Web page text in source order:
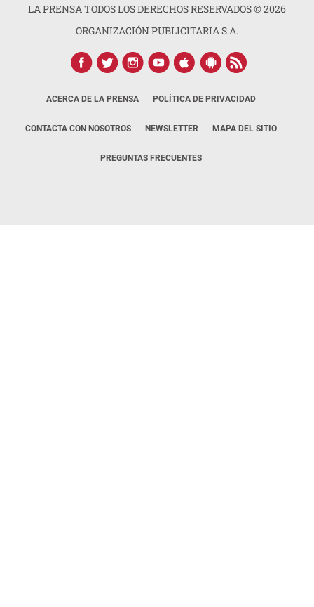
LA PRENSA TODOS LOS DERECHOS RESERVADOS ©2026
ORGANIZACIÓN PUBLICITARIA S.A.
ACERCA DE LA PRENSA POLÍTICA DE PRIVACIDAD
CONTACTA CON NOSOTROS NEWSLETTER MAPA DEL SITIO
PREGUNTAS FRECUENTES